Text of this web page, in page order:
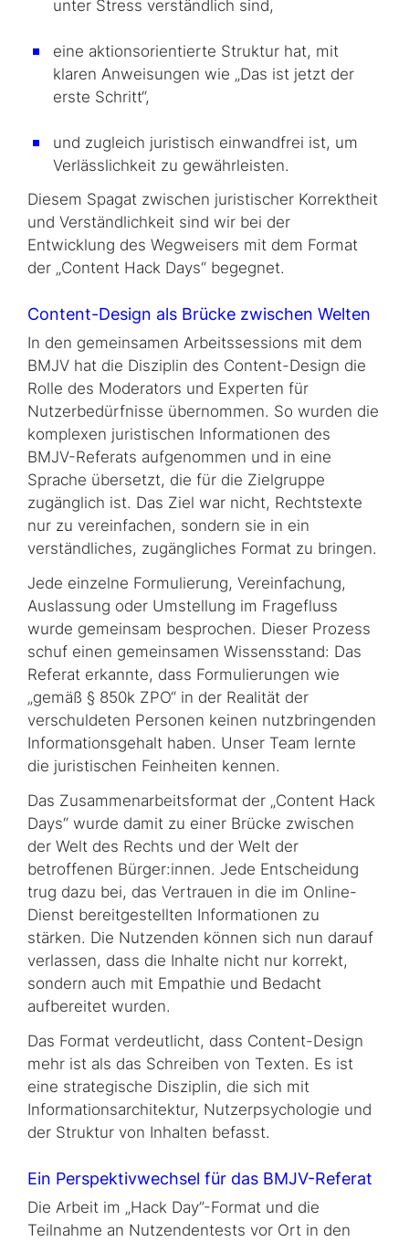
unter Stress verständlich sind,
eine aktionsorientierte Struktur hat, mit
klaren Anweisungen wie „Das ist jetzt der
erste Schritt“,
und zugleich juristisch einwandfrei ist, um
Verlässlichkeit zu gewährleisten.
Diesem Spagat zwischen juristischer Korrektheit
und Verständlichkeit sind wir bei der
Entwicklung des Wegweisers mit dem Format
der „Content Hack Days“ begegnet.
Content-Design als Brücke zwischen Welten
In den gemeinsamen Arbeitssessions mit dem
BMJV hat die Disziplin des Content-Design die
Rolle des Moderators und Experten für
Nutzerbedürfnisse übernommen. So wurden die
komplexen juristischen Informationen des
BMJV-Referats aufgenommen und in eine
Sprache übersetzt, die für die Zielgruppe
zugänglich ist. Das Ziel war nicht, Rechtstexte
nur zu vereinfachen, sondern sie in ein
verständliches, zugängliches Format zu bringen.
Jede einzelne Formulierung, Vereinfachung,
Auslassung oder Umstellung im Fragefluss
wurde gemeinsam besprochen. Dieser Prozess
schuf einen gemeinsamen Wissensstand: Das
Referat erkannte, dass Formulierungen wie
„gemäß § 850k ZPO“ in der Realität der
verschuldeten Personen keinen nutzbringenden
Informationsgehalt haben. Unser Team lernte
die juristischen Feinheiten kennen.
Das Zusammenarbeitsformat der „Content Hack
Days“ wurde damit zu einer Brücke zwischen
der Welt des Rechts und der Welt der
betroffenen Bürger:innen. Jede Ent­schei­dung
trug dazu bei, das Vertrauen in die im Online-
Dienst bereitgestellten Informationen zu
stärken. Die Nutzenden können sich nun darauf
verlassen, dass die Inhalte nicht nur kor­rekt,
sondern auch mit Empathie und Bedacht
aufbereitet wurden.
Das Format verdeutlicht, dass Content-Design
mehr ist als das Schreiben von Texten. Es ist
eine strategische Disziplin, die sich mit
Informationsarchitektur, Nutzerpsychologie und
der Struktur von Inhalten befasst.
Ein Perspektivwechsel für das BMJV-Referat
Die Arbeit im „Hack Day”-Format und die
Teilnahme an Nutzendentests vor Ort in den